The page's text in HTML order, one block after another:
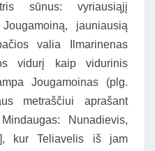
sūnus: vyriausiąjį
jauniausią
valia Ilmarinenas
vidurį kaip vidurinis
Jougamoinas (plg.
metraščiui aprašant
Nunadievis,
kur Teliavelis iš jam